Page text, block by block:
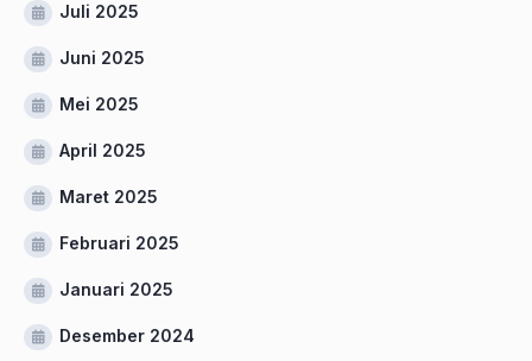
Juli 2025
Juni 2025
Mei 2025
April 2025
Maret 2025
Februari 2025
Januari 2025
Desember 2024